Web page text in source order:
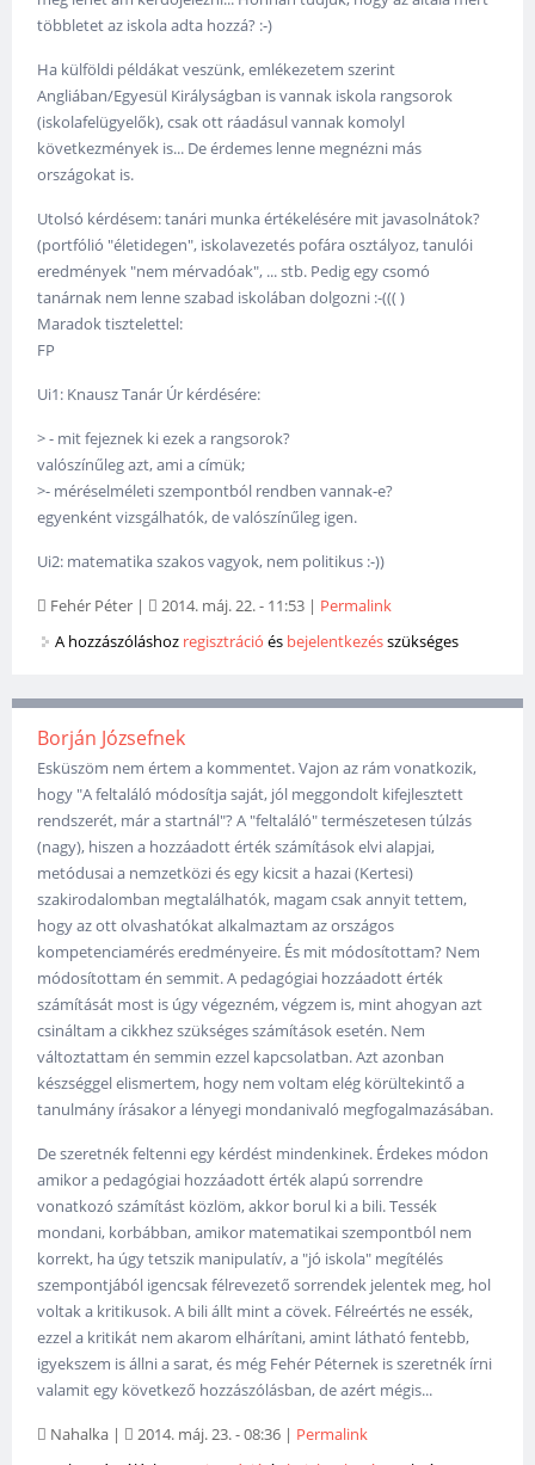
többletet az iskola adta hozzá? :-)
Ha külföldi példákat veszünk, emlékezetem szerint
Angliában/Egyesül Királyságban is vannak iskola rangsorok
(iskolafelügyelők), csak ott ráadásul vannak komolyl
következmények is... De érdemes lenne megnézni más
országokat is.
Utolsó kérdésem: tanári munka értékelésére mit javasolnátok?
(portfólió "életidegen", iskolavezetés pofára osztályoz, tanulói
eredmények "nem mérvadóak", ... stb. Pedig egy csomó
tanárnak nem lenne szabad iskolában dolgozni :-((( )
Maradok tisztelettel:
FP
Ui1: Knausz Tanár Úr kérdésére:
> - mit fejeznek ki ezek a rangsorok?
valószínűleg azt, ami a címük;
>- méréselméleti szempontból rendben vannak-e?
egyenként vizsgálhatók, de valószínűleg igen.
Ui2: matematika szakos vagyok, nem politikus :-))
Fehér Péter | 2014. máj. 22. - 11:53 | Permalink
A hozzászóláshoz regisztráció és bejelentkezésszükséges
Borján Józsefnek
Esküszöm nem értem a kommentet. Vajon az rám vonatkozik,
hogy "A feltaláló módosítja saját, jól meggondolt kifejlesztett
rendszerét, már a startnál"? A "feltaláló" természetesen túlzás
(nagy), hiszen a hozzáadott érték számítások elvi alapjai,
metódusai a nemzetközi és egy kicsit a hazai (Kertesi)
szakirodalomban megtalálhatók, magam csak annyit tettem,
hogy az ott olvashatókat alkalmaztam az országos
kompetenciamérés eredményeire. És mit módosítottam? Nem
módosítottam én semmit. A pedagógiai hozzáadott érték
számítását most is úgy végezném, végzem is, mint ahogyan azt
csináltam a cikkhez szükséges számítások esetén. Nem
változtattam én semmin ezzel kapcsolatban. Azt azonban
készséggel elismertem, hogy nem voltam elég körültekintő a
tanulmány írásakor a lényegi mondanivaló megfogalmazásában.
De szeretnék feltenni egy kérdést mindenkinek. Érdekes módon
amikor a pedagógiai hozzáadott érték alapú sorrendre
vonatkozó számítást közlöm, akkor borul ki a bili. Tessék
mondani, korbábban, amikor matematikai szempontból nem
korrekt, ha úgy tetszik manipulatív, a "jó iskola" megítélés
szempontjából igencsak félrevezető sorrendek jelentek meg, hol
voltak a kritikusok. A bili állt mint a cövek. Félreértés ne essék,
ezzel a kritikát nem akarom elhárítani, amint látható fentebb,
igyekszem is állni a sarat, és még Fehér Péternek is szeretnék írni
valamit egy következő hozzászólásban, de azért mégis...
Nahalka | 2014. máj. 23. - 08:36 | Permalink